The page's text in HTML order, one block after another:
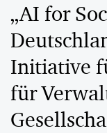
„AI for
Initiative
für